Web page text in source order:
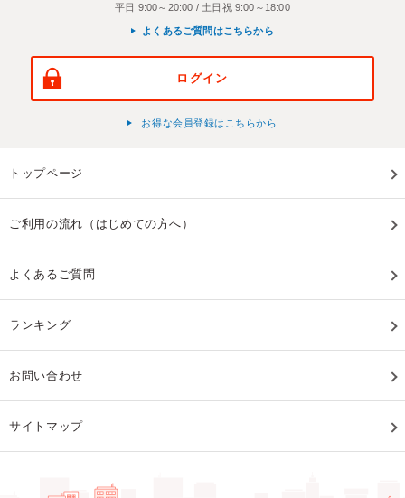
平日 9:00～20:00 / 土日祝 9:00～18:00
よくあるご質問はこちらから
ログイン
お得な会員登録はこちらから
トップページ
ご利用の流れ（はじめての方へ）
よくあるご質問
ランキング
お問い合わせ
サイトマップ